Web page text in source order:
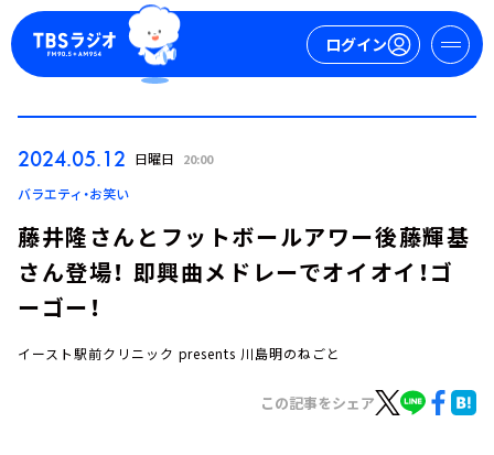
ログイン
ログイン
2024.05.12 日曜日 20:00
バラエティ・お笑い
藤井隆さんとフットボールアワー後藤輝基
さん登場！ 即興曲メドレーでオイオイ！ゴ
ーゴー！
イースト駅前クリニック presents 川島明のねごと
この記事をシェア